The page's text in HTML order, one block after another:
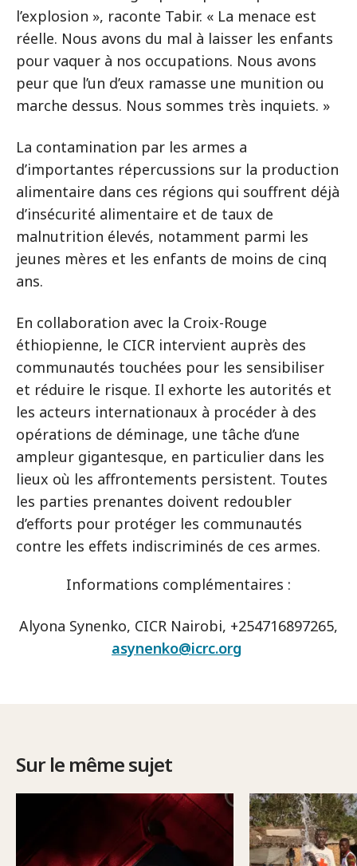
l’explosion », raconte Tabir. « La menace est
réelle. Nous avons du mal à laisser les enfants
pour vaquer à nos occupations. Nous avons
peur que l’un d’eux ramasse une munition ou
marche dessus. Nous sommes très inquiets. »
La contamination par les armes a
d’importantes répercussions sur la production
alimentaire dans ces régions qui souffrent déjà
d’insécurité alimentaire et de taux de
malnutrition élevés, notamment parmi les
jeunes mères et les enfants de moins de cinq
ans.
En collaboration avec la Croix-Rouge
éthiopienne, le CICR intervient auprès des
communautés touchées pour les sensibiliser
et réduire le risque. Il exhorte les autorités et
les acteurs internationaux à procéder à des
opérations de déminage, une tâche d’une
ampleur gigantesque, en particulier dans les
lieux où les affrontements persistent. Toutes
les parties prenantes doivent redoubler
d’efforts pour protéger les communautés
contre les effets indiscriminés de ces armes.
Informations complémentaires :
Alyona Synenko, CICR Nairobi, +254716897265,
asynenko@icrc.org
Sur le même sujet